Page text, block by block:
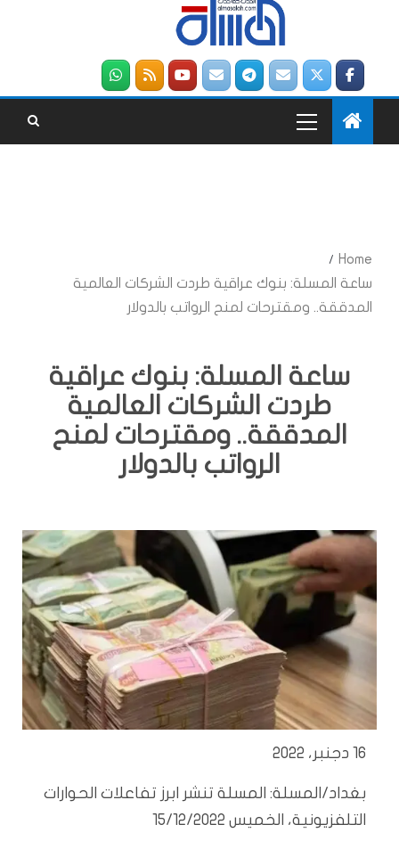
Home
ساعة المسلة: بنوك عراقية طردت الشركات العالمية
المدققة.. ومقترحات لمنح الرواتب بالدولار
ساعة المسلة: بنوك عراقية
طردت الشركات العالمية
المدققة.. ومقترحات لمنح
الرواتب بالدولار
16 دجنبر، 2022
بغداد/المسلة: المسلة تنشر ابرز تفاعلات الحوارات
التلفزيونية، الخميس 15/12/2022